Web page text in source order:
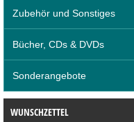
Zubehör und Sonstiges
Bücher, CDs & DVDs
Sonderangebote
WUNSCHZETTEL